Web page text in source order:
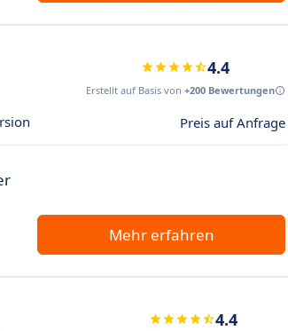
4.4
Erstellt auf Basis von +200 Bewertungen
Preis auf Anfrage
Mehr erfahren
4.4